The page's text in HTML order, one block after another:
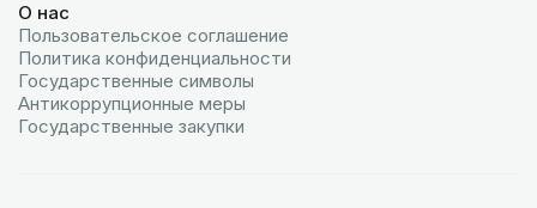
О нас
Пользовательское соглашение
Политика конфиденциальности
Государственные символы
Антикоррупционные меры
Государственные закупки